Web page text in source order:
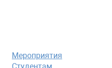
Мероприятия